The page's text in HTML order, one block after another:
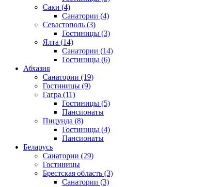
Саки (4)
Санатории (4)
Севастополь (3)
Гостиницы (3)
Ялта (14)
Санатории (14)
Гостиницы (6)
Абхазия
Санатории (19)
Гостиницы (9)
Гагра (11)
Гостиницы (5)
Пансионаты
Пицунда (8)
Гостиницы (4)
Пансионаты
Беларусь
Санатории (29)
Гостиницы
Брестская область (3)
Санатории (3)